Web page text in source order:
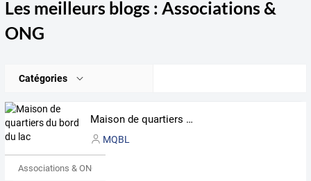
Les meilleurs blogs : Associations &
ONG
Catégories
Maison de quartiers du bord du lac
MQBL
Associations & ONG